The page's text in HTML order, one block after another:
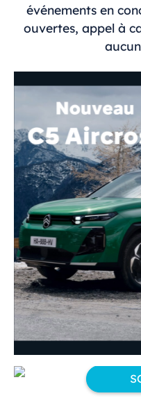
événements en
ouvertes, appel à